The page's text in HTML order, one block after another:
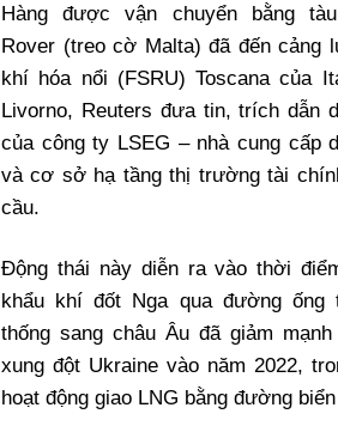
Hàng được vận chuyển bằng
Rover (treo cờ Malta) đã đến cảng
khí hóa nổi (FSRU) Toscana của
Livorno, Reuters đưa tin, trích dẫn
của công ty LSEG – nhà cung cấp
và cơ sở hạ tầng thị trường tài
cầu.
Động thái này diễn ra vào thời
khẩu khí đốt Nga qua đường ống
thống sang châu Âu đã giảm
xung đột Ukraine vào năm 2022,
hoạt động giao LNG bằng đường